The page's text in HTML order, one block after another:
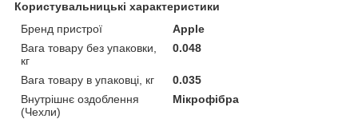
Користувальницькі характеристики
Бренд пристрої
Apple
Вага товару без упаковки,
кг
0.048
Вага товару в упаковці, кг
0.035
Внутрішнє оздоблення
(Чехли)
Мікрофібра